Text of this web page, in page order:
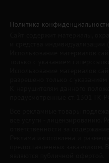
Политика конфиденциальности